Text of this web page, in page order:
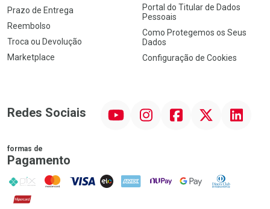
Prazo de Entrega
Reembolso
Troca ou Devolução
Marketplace
Portal do Titular de Dados
Pessoais
Como Protegemos os Seus
Dados
Configuração de Cookies
Redes Sociais InstagramFacebook Linkedin
formas de
Pagamento
PIX MasterCard
VISA ELO AMEX NuPay Google PayDiners Club
Hipercard